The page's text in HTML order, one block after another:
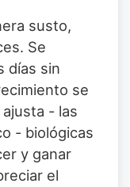
susto,
Se
días sin
se
- las
- biológicas
y ganar
el